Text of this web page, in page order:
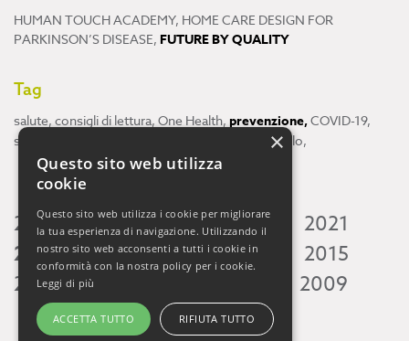
HUMAN TOUCH ACADEMY, HOME CARE DESIGN FOR
PARKINSON’S DISEASE, FUTURE BY QUALITY
Tag
salute, consigli di lettura, One Health, prevenzione,COVID-19,
scienza
cervello,
2026 2025 2024 2023 2022
2021
2020 2019 2018 2017 2016
2015
2014 2013 2009
×
Questo sito web utilizza
cookie
Questo sito web utilizza i cookie per migliorare
la tua esperienza di navigazione. Utilizzando il
nostro sito web acconsenti a tutti i cookie in
conformità con la nostra policy per i cookie.
Leggi di più
ACCETTA TUTTO RIFIUTA TUTTO